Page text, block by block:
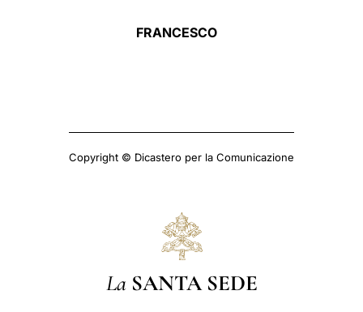
FRANCESCO
Copyright © Dicastero per la Comunicazione
La SANTA SEDE